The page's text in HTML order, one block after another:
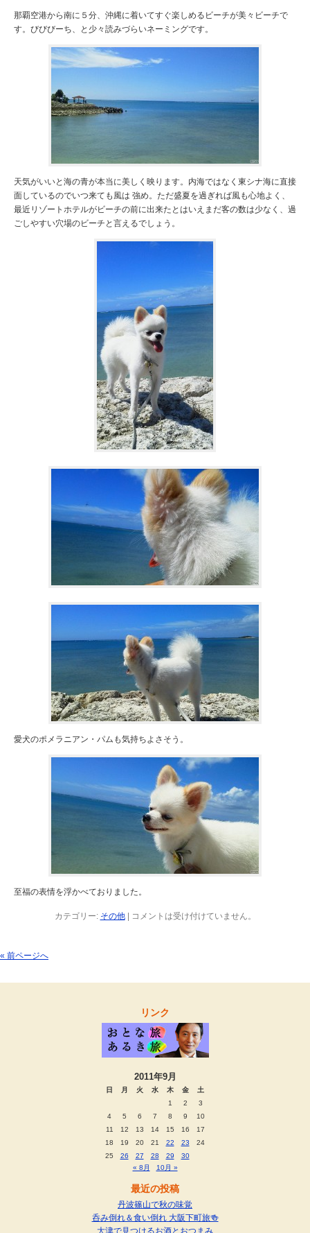
那覇空港から南に５分、沖縄に着いてすぐ楽しめるビーチが美々ビーチで
す。びびびーち、と少々読みづらいネーミングです。
天気がいいと海の青が本当に美しく映ります。内海ではなく東シナ海に直接
面しているのでいつ来ても風は 強め。ただ盛夏を過ぎれば風も心地よく、
最近リゾートホテルがビーチの前に出来たとはいえまだ客の数は少なく、過
ごしやすい穴場のビーチと言えるでしょう。
愛犬のポメラニアン・パムも気持ちよさそう。
至福の表情を浮かべておりました。
カテゴリー: その他| コメントは受け付けていません。
« 前ページへ
リンク
2011年9月
日 月 火 水 木 金
土
1
2
3
4
5 6 7 8 9
10
11
12 13 14 15 16
17
18
19 20 21 22 23
24
25
26 27 28 29
30
« 8月
10月 »
最近の投稿
丹波篠山で秋の味覚
呑み倒れ＆食い倒れ 大阪下町旅🍻